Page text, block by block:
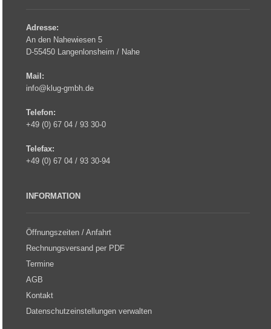
Adresse:
An den Nahewiesen 5
D-55450 Langenlonsheim / Nahe
Mail:
info@klug-gmbh.de
Telefon:
+49 (0) 67 04 / 93 30-0
Telefax:
+49 (0) 67 04 / 93 30-94
INFORMATION
Öffnungszeiten / Anfahrt
Rechnungsversand per PDF
Termine
AGB
Kontakt
Datenschutzeinstellungen verwalten